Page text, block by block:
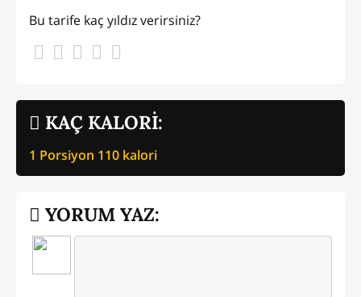
KAÇ KALORİ:
1 Porsiyon 110 kalori
Bu tarife kaç yıldız verirsiniz?
YORUM YAZ: